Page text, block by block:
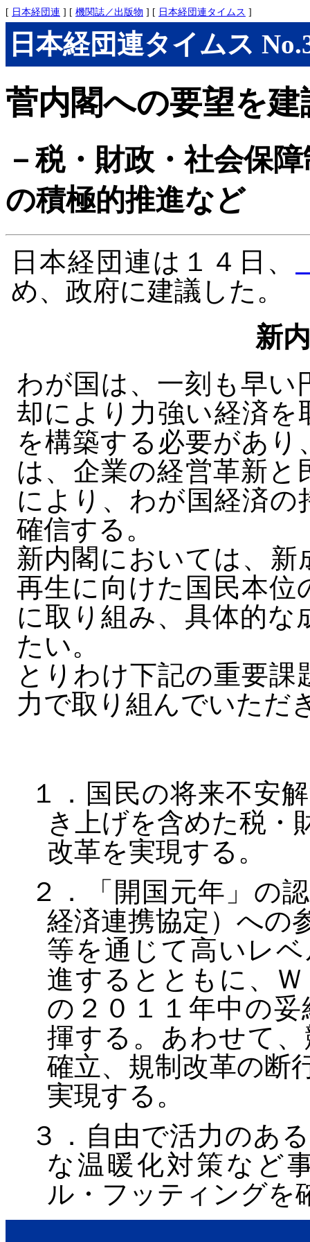
[ 日本経団連 ] [ 機関誌／出版物 ] [ 日本経団連タイムス ]
日本経団連タイムス
菅内閣への要望を建
－税・財政・社会保
の積極的推進など
日本経団連は１４日、
め、政府に建議した。
新
わが国は、一刻も早い
却により力強い経済を
を構築する必要があ
は、企業の経営革新
により、わが国経済
確信する。
新内閣においては、
再生に向けた国民本位
に取り組み、具体的
たい。
とりわけ下記の重要
力で取り組んでいただ
１．国民の将来不安
き上げを含めた税・
改革を実現する。
２．「開国元年」の
経済連携協定）への
等を通じて高いレ
進するとともに、
の２０１１年中の
揮する。あわせて
確立、規制改革の断
実現する。
３．自由で活力のあ
な温暖化対策など
ル・フッティングを